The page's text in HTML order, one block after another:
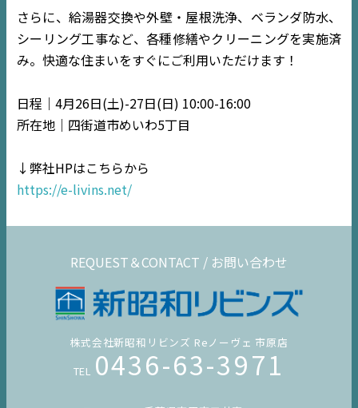
市原エリア
千葉エリア
内房エリア
デジタルサイネージ
さらに、給湯器交換や外壁・屋根洗浄、ベランダ防水、
シーリング工事など、各種修繕やクリーニングを実施済
み。快適な住まいをすぐにご利用いただけます！
日程｜4月26日(土)-27日(日) 10:00-16:00
所在地｜四街道市めいわ5丁目
↓弊社HPはこちらから
https://e-livins.net/
REQUEST＆CONTACT / お問い合わせ
株式会社新昭和リビンズ Reノーヴェ 市原店
TEL 0436-63-3971